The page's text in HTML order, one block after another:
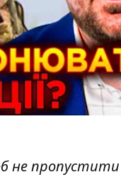
не